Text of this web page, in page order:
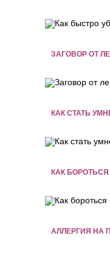
ЗАГОВОР ОТ
КАК СТАТЬ
КАК
АЛЛЕРГИЯ НА